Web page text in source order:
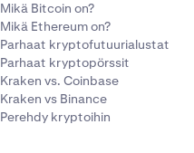
Mikä Bitcoin on?
Mikä Ethereum on?
Parhaat kryptofutuurialustat
Parhaat kryptopörssit
Kraken vs. Coinbase
Kraken vs Binance
Perehdy kryptoihin